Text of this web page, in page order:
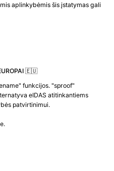
aplinkybėmis šis įstatymas gali
🇪🇺
funkcijos. "sproof"
eIDAS atitinkantiems
patvirtinimui.